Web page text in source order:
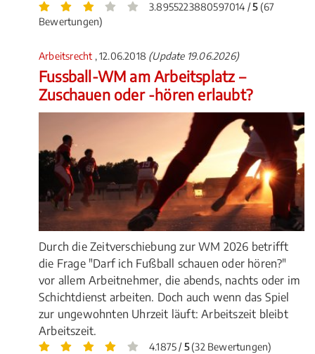
3.8955223880597014 /5(67
Bewertungen)
Arbeitsrecht , 12.06.2018 (Update 19.06.2026)
Fussball-WM am Arbeitsplatz –
Zuschauen oder -hören erlaubt?
Durch die Zeitverschiebung zur WM 2026 betrifft
die Frage "Darf ich Fußball schauen oder hören?"
vor allem Arbeitnehmer, die abends, nachts oder im
Schichtdienst arbeiten. Doch auch wenn das Spiel
zur ungewohnten Uhrzeit läuft: Arbeitszeit bleibt
Arbeitszeit.
4.1875 / 5(32 Bewertungen)